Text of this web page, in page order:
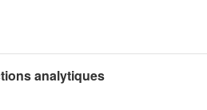
analytiques